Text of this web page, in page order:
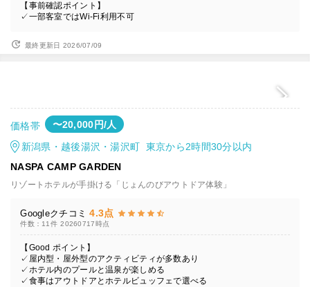
【事前確認ポイント】
✓一部客室ではWi-Fi利用不可
最終更新日 2026/07/09
価格帯 〜20,000円/人
新潟県・越後湯沢・湯沢町 東京から2時間30分以内
NASPA CAMP GARDEN
リゾートホテルが手掛ける「じょんのびアウトドア体験」
Googleクチコミ 4.3点
件数：11件 20260717時点
【Good ポイント】
✓屋内型・屋外型のアクティビティが多数あり
✓ホテル内のプールと温泉が楽しめる
✓食事はアウトドアとホテルビュッフェで選べる